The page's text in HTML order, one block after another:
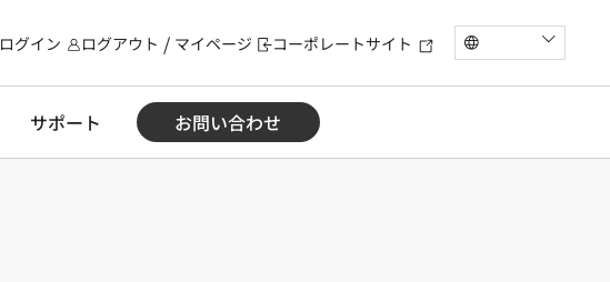
ログイン ログアウト マイページ コーポレートサイト
サポート お問い合わせ